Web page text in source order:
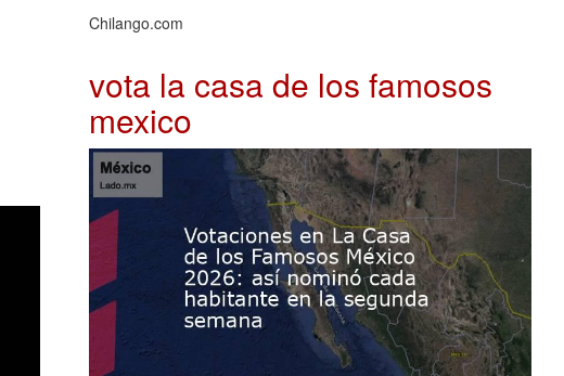
Chilango.com
vota la casa de los famosos
mexico